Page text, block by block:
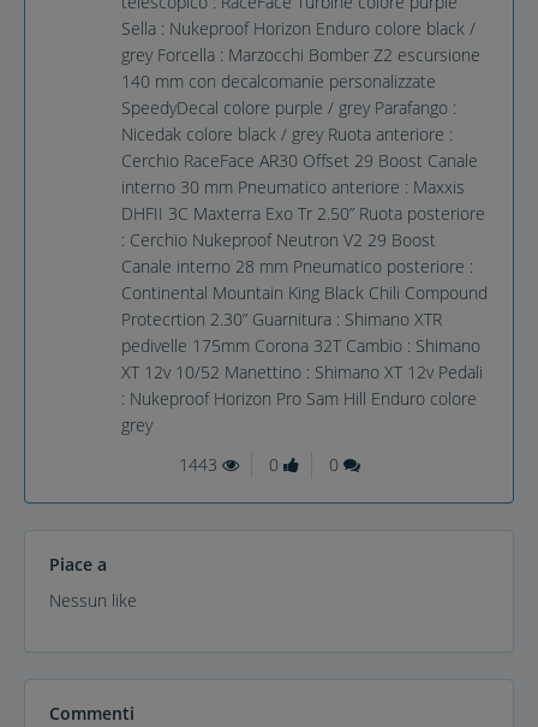
Sella : Nukeproof Horizon Enduro colore black /
grey Forcella : Marzocchi Bomber Z2 escursione
140 mm con decalcomanie personalizzate
SpeedyDecal colore purple / grey Parafango :
Nicedak colore black / grey Ruota anteriore :
Cerchio RaceFace AR30 Offset 29 Boost Canale
interno 30 mm Pneumatico anteriore : Maxxis
DHFII 3C Maxterra Exo Tr 2.50” Ruota posteriore
: Cerchio Nukeproof Neutron V2 29 Boost
Canale interno 28 mm Pneumatico posteriore :
Continental Mountain King Black Chili Compound
Protecrtion 2.30” Guarnitura : Shimano XTR
pedivelle 175mm Corona 32T Cambio : Shimano
XT 12v 10/52 Manettino : Shimano XT 12v Pedali
: Nukeproof Horizon Pro Sam Hill Enduro colore
grey
1443
0 0
Piace a
Nessun like
Commenti